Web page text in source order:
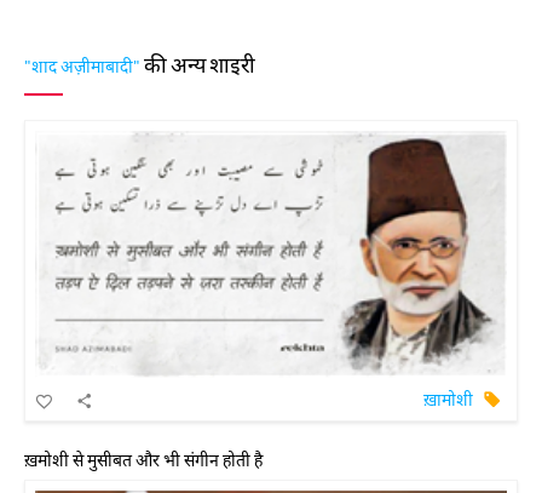
"शाद अज़ीमाबादी" की अन्य शाइरी
ख़ामोशी
ख़मोशी से मुसीबत और भी संगीन होती है